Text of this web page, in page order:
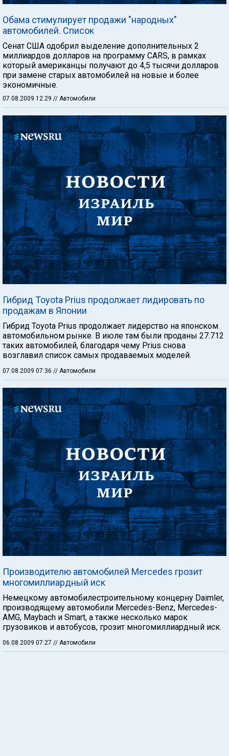
Обама стимулирует продажи "народных"
автомобилей. Список
Сенат США одобрил выделение дополнительных 2
миллиардов долларов на программу CARS, в рамках
который американцы получают до 4,5 тысячи долларов
при замене старых автомобилей на новые и более
экономичные.
07.08.2009 12:29 // Автомобили
Гибрид Toyota Prius продолжает лидировать по
продажам в Японии
Гибрид Toyota Prius продолжает лидерство на японском
автомобильном рынке. В июле там были проданы 27.712
таких автомобилей, благодаря чему Prius снова
возглавил список самых продаваемых моделей.
07.08.2009 07:36 // Автомобили
Производителю автомобилей Mercedes грозит
многомиллиардный иск
Немецкому автомобилестроительному концерну Daimler,
производящему автомобили Mercedes-Benz, Mercedes-
AMG, Maybach и Smart, а также несколько марок
грузовиков и автобусов, грозит многомиллиардный иск.
06.08.2009 07:27 // Автомобили